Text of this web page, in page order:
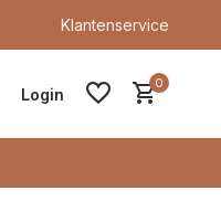
Klantenservice
Login
0